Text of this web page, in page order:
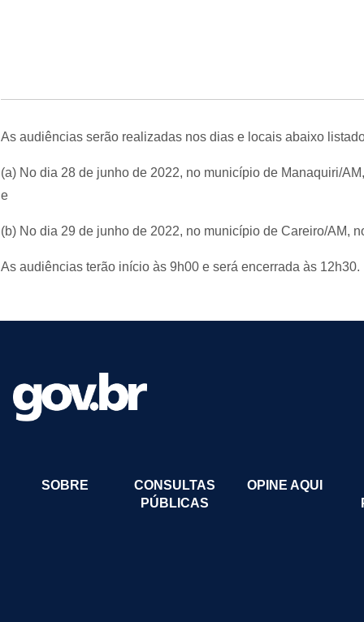
As audiências serão realizadas nos dias e locais abaixo
(a) No dia 28 de junho de 2022, no município de Manaquiri/
e
(b) No dia 29 de junho de 2022, no município de Careiro/AM,
As audiências terão início às 9h00 e será encerrada às 12h30.
SOBRE
CONSULTAS
PÚBLICAS
OPINE AQUI